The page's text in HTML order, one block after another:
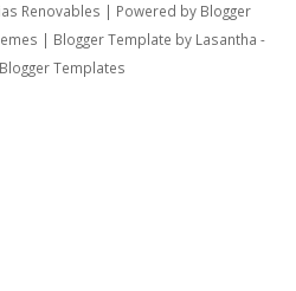
Renovables | Powered by Blogger
| Blogger Template by Lasantha -
Templates